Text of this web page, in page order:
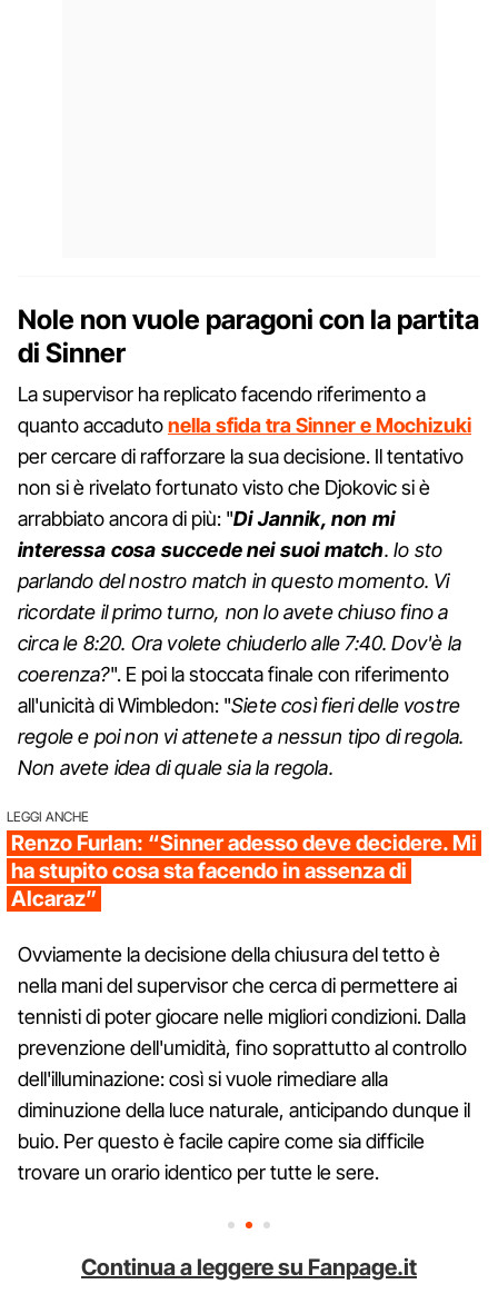
Nole non vuole paragoni con la partita
di Sinner
La supervisor ha replicato facendo riferimento a
quanto accadutonella sfida tra Sinner e Mochizuki
per cercare di rafforzare la sua decisione. Il tentativo
non si è rivelato fortunato visto che Djokovic si è
arrabbiato ancora di più: "Di Jannik, non mi
interessa cosa succede nei suoi match. Io sto
parlando del nostro match in questo momento. Vi
ricordate il primo turno, non lo avete chiuso fino a
circa le 8:20. Ora volete chiuderlo alle 7:40. Dov'è la
coerenza?". E poi la stoccata finale con riferimento
all'unicità di Wimbledon: "Siete così fieri delle vostre
regole e poi non vi attenete a nessun tipo di regola.
Non avete idea di quale sia la regola.
LEGGI ANCHE
Renzo Furlan: “Sinner adesso deve decidere. Mi
ha stupito cosa sta facendo in assenza di
Alcaraz”
Ovviamente la decisione della chiusura del tetto è
nella mani del supervisor che cerca di permettere ai
tennisti di poter giocare nelle migliori condizioni. Dalla
prevenzione dell'umidità, fino soprattutto al controllo
dell'illuminazione: così si vuole rimediare alla
diminuzione della luce naturale, anticipando dunque il
buio. Per questo è facile capire come sia difficile
trovare un orario identico per tutte le sere.
Continua a leggere su Fanpage.it